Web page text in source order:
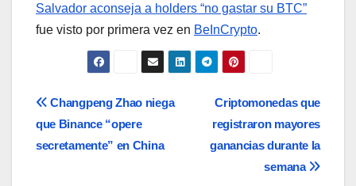
Salvador aconseja a holders “no gastar su BTC”
fue visto por primera vez en BeInCrypto.
Navegación
de
Criptomonedas que
registraron mayores
ganancias durante la
semana
Changpeng Zhao niega
que Binance “opere
secretamente” en China